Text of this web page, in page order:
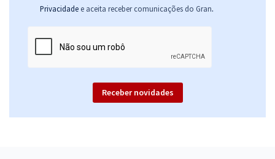
Privacidade e aceita receber comunicações do Gran.
Receber novidades